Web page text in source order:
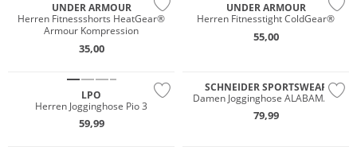
UNDER ARMOUR
Herren Fitnessshorts HeatGear®
Armour Kompression
35,00
UNDER ARMOUR
Herren Fitnesstight ColdGear®
55,00
LPO
Herren Jogginghose Pio 3
59,99
SCHNEIDER SPORTSWEAR
Damen Jogginghose ALABAMAW
79,99